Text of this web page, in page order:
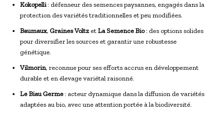
Kokopelli: défenseur des semences paysannes, engagés dans la
protection des variétés traditionnelles et peu modifiées.
Baumaux, Graines Voltz etLa Semence Bio: des options solides
pour diversifier les sources et garantir une robustesse
génétique.
Vilmorin, reconnue pour ses efforts accrus en développement
durable et en élevage variétal raisonné.
Le Biau Germe: acteur dynamique dans la diffusion de variétés
adaptées au bio, avec une attention portée à la biodiversité.